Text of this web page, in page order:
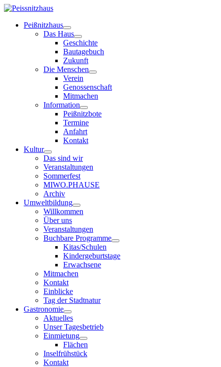
Peißnitzhaus
Das Haus
Geschichte
Bautagebuch
Zukunft
Die Menschen
Verein
Genossenschaft
Mitmachen
Information
Peißnitzbote
Termine
Anfahrt
Kontakt
Kultur
Das sind wir
Veranstaltungen
Sommerfest
MIWO.PHAUSE
Archiv
Umweltbildung
Willkommen
Über uns
Veranstaltungen
Buchbare Programme
Kitas/Schulen
Kindergeburtstage
Erwachsene
Mitmachen
Kontakt
Einblicke
Tag der Stadtnatur
Gastronomie
Aktuelles
Unser Tagesbetrieb
Einmietung
Flächen
Inselfrühstück
Kontakt